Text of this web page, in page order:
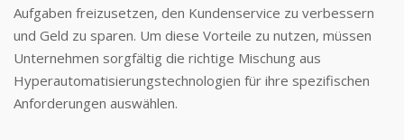
Aufgaben freizusetzen, den Kundenservice zu verbessern
und Geld zu sparen. Um diese Vorteile zu nutzen, müssen
Unternehmen sorgfältig die richtige Mischung aus
Hyperautomatisierungstechnologien für ihre spezifischen
Anforderungen auswählen.